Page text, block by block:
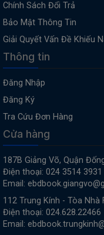
Chính Sách Đổi Trả
Bảo Mật Thông Tin
Giải Quyết Vấn Đề Khiếu
Thông tin
Đăng Nhập
Đăng Ký
Tra Cứu Đơn Hàng
Cửa hàng
187B Giảng Võ, Quận
Điện thoại: 024 3514
Email:
112 Trung Kính - Tòa Nhà
Điện thoại: 024.628.22466
Email: